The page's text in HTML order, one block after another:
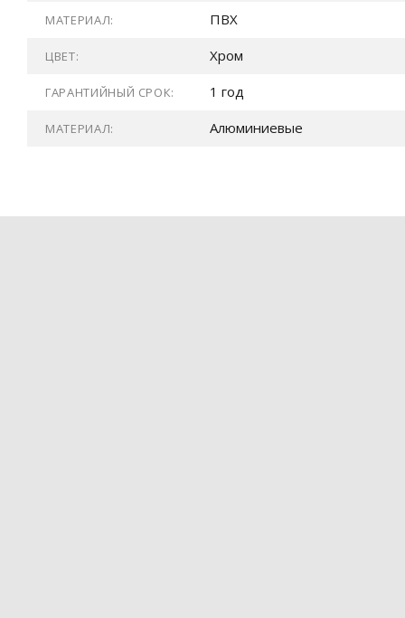
МАТЕРИАЛ: ПВХ
ЦВЕТ: Хром
ГАРАНТИЙНЫЙ СРОК: 1 год
МАТЕРИАЛ: Алюминиевые